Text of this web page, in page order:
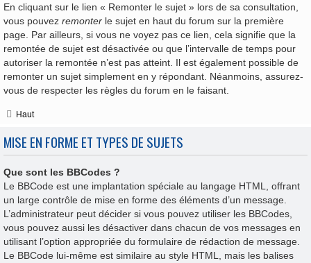
En cliquant sur le lien « Remonter le sujet » lors de sa consultation,
vous pouvez remonter le sujet en haut du forum sur la première
page. Par ailleurs, si vous ne voyez pas ce lien, cela signifie que la
remontée de sujet est désactivée ou que l’intervalle de temps pour
autoriser la remontée n’est pas atteint. Il est également possible de
remonter un sujet simplement en y répondant. Néanmoins, assurez-
vous de respecter les règles du forum en le faisant.
Haut
MISE EN FORME ET TYPES DE SUJETS
Que sont les BBCodes ?
Le BBCode est une implantation spéciale au langage HTML, offrant
un large contrôle de mise en forme des éléments d’un message.
L’administrateur peut décider si vous pouvez utiliser les BBCodes,
vous pouvez aussi les désactiver dans chacun de vos messages en
utilisant l’option appropriée du formulaire de rédaction de message.
Le BBCode lui-même est similaire au style HTML, mais les balises